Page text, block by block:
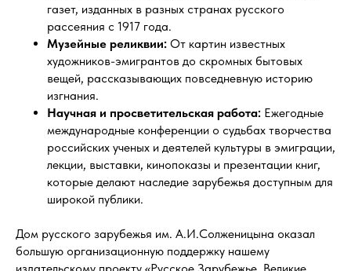
газет, изданных в разных странах русского
рассеяния с 1917 года.
Музейные реликвии: От картин известных
художников-эмигрантов до скромных бытовых
вещей, рассказывающих повседневную историю
изгнания.
Научная и просветительская работа: Ежегодные
международные конференции о судьбах творчества
российских ученых и деятелей культуры в эмиграции,
лекции, выставки, кинопоказы и презентации книг,
которые делают наследие зарубежья доступным для
широкой публики.
Дом русского зарубежья им. А.И.Солженицына оказал
большую организационную поддержку нашему
издательскому проекту «Русское Зарубежье. Великие